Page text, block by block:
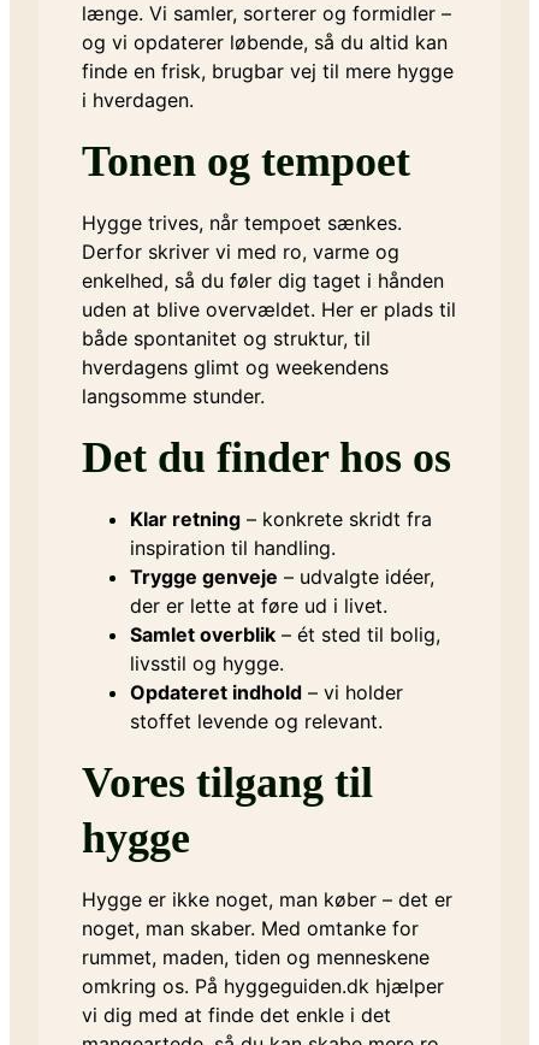
længe. Vi samler, sorterer og formidler –
og vi opdaterer løbende, så du altid kan
finde en frisk, brugbar vej til mere hygge
i hverdagen.
Tonen og tempoet
Hygge trives, når tempoet sænkes.
Derfor skriver vi med ro, varme og
enkelhed, så du føler dig taget i hånden
uden at blive overvældet. Her er plads til
både spontanitet og struktur, til
hverdagens glimt og weekendens
langsomme stunder.
Det du finder hos os
Klar retning – konkrete skridt fra
inspiration til handling.
Trygge genveje – udvalgte idéer,
der er lette at føre ud i livet.
Samlet overblik – ét sted til bolig,
livsstil og hygge.
Opdateret indhold – vi holder
stoffet levende og relevant.
Vores tilgang til
hygge
Hygge er ikke noget, man køber – det er
noget, man skaber. Med omtanke for
rummet, maden, tiden og menneskene
omkring os. På hyggeguiden.dk hjælper
vi dig med at finde det enkle i det